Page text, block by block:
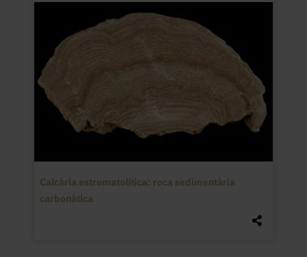
Calcària estromatolítica: roca sedimentària
carbonàtica